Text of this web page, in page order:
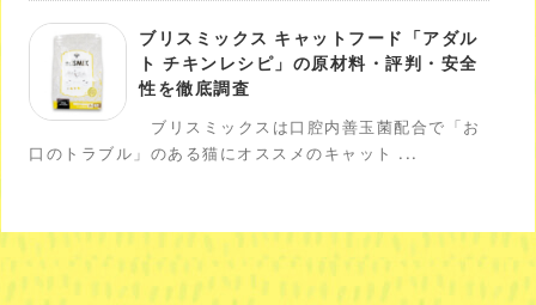
ブリスミックス キャットフード「アダル
ト チキンレシピ」の原材料・評判・安全
性を徹底調査
ブリスミックスは口腔内善玉菌配合で「お
口のトラブル」のある猫にオススメのキャット ...